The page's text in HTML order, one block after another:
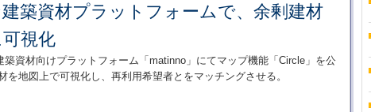
築資材プラットフォームで、余剰建材
視化
築資材向けプラットフォーム「matinno」にてマップ機能「Circle」を公
を地図上で可視化し、再利用希望者とをマッチングさせる。